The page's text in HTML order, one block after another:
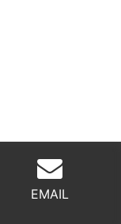
EMAIL